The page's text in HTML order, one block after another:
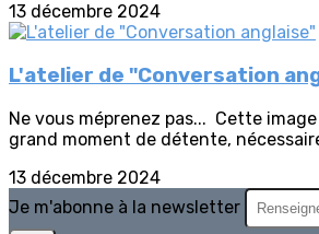
13 décembre 2024
L'atelier de "Conversation
Ne vous méprenez pas... Cette
grand moment de détente,
13 décembre 2024
Je m'abonne à la newsletter